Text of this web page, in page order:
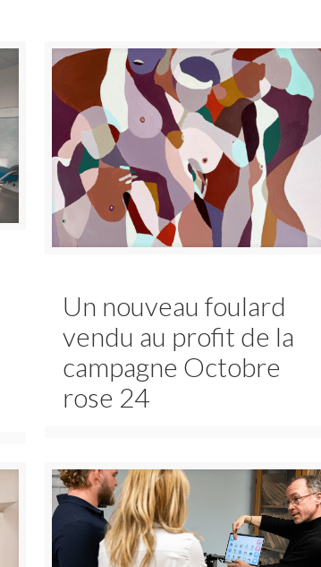
Un nouveau foulard
vendu au profit de la
campagne Octobre
rose 24